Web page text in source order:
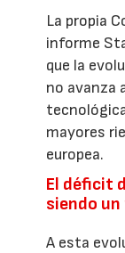
La propia
informe
que la
no avanza
mayores
europea.
El déficit
siendo
A esta